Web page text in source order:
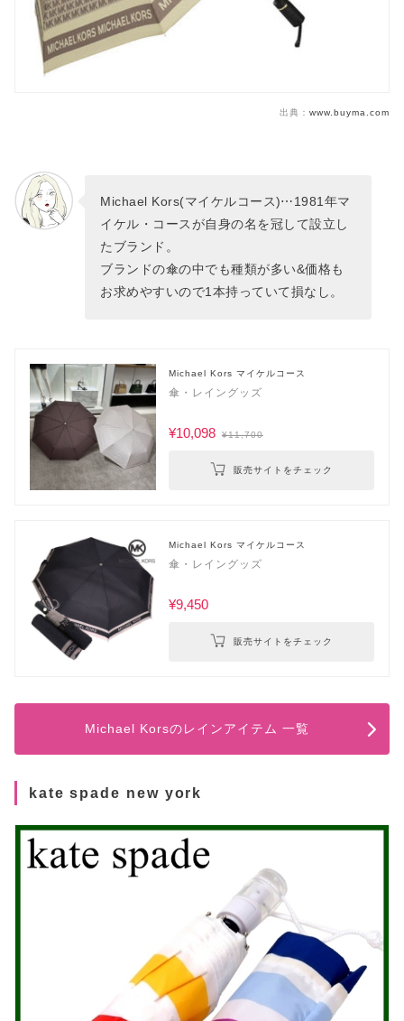
出典： www.buyma.com
Michael Kors(マイケルコース)⋯1981年マ
イケル・コースが自身の名を冠して設立し
たブランド。
ブランドの傘の中でも種類が多い&価格も
お求めやすいので1本持っていて損なし。
Michael Kors マイケルコース
傘・レイングッズ
¥10,098 ¥11,700
販売サイトをチェック
Michael Kors マイケルコース
傘・レイングッズ
¥9,450
販売サイトをチェック
Michael Korsのレインアイテム 一覧
kate spade new york